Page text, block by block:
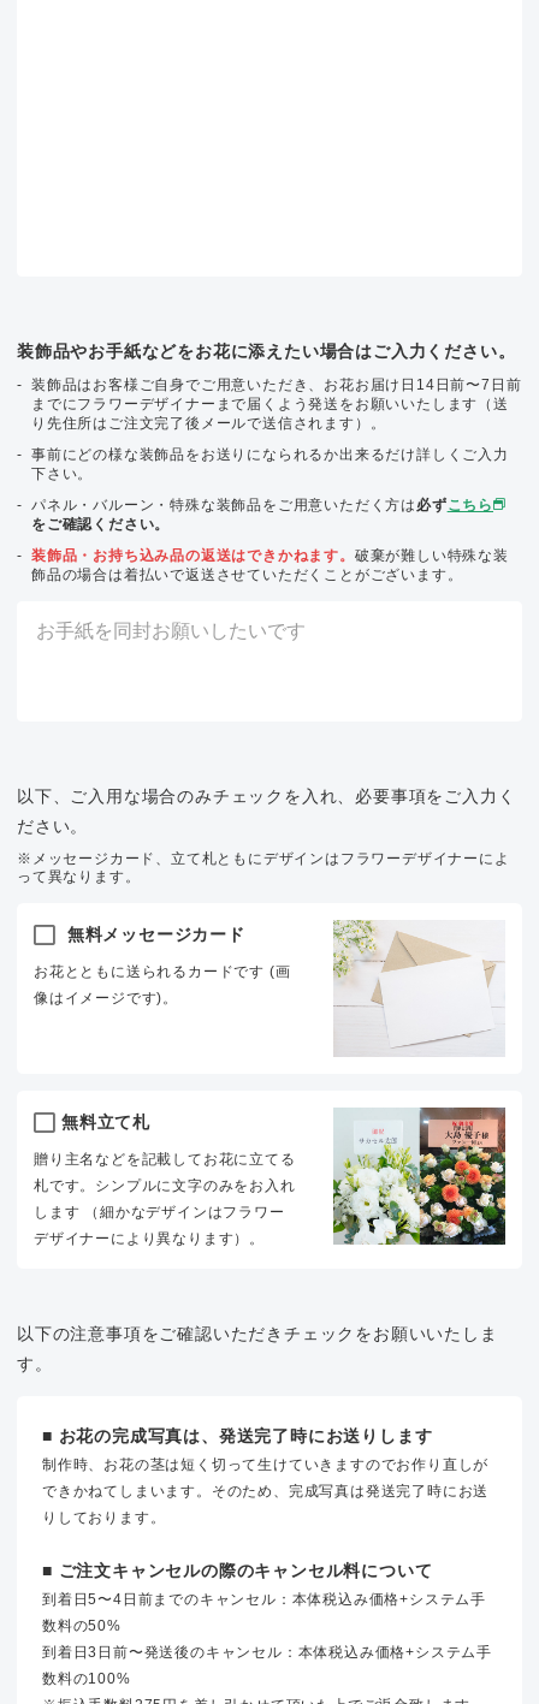
装飾品やお手紙などをお花に添えたい場合はご入力ください。
装飾品はお客様ご自身でご用意いただき、お花お届け日14日前〜7日前
までにフラワーデザイナーまで届くよう発送をお願いいたします（送
り先住所はご注文完了後メールで送信されます）。
事前にどの様な装飾品をお送りになられるか出来るだけ詳しくご入力
下さい。
パネル・バルーン・特殊な装飾品をご用意いただく方は 必ずこちら
をご確認ください。
装飾品・お持ち込み品の返送はできかねます。 破棄が難しい特殊な装
飾品の場合は着払いで返送させていただくことがございます。
以下、ご入用な場合のみチェックを入れ、必要事項をご入力く
ださい。
※メッセージカード、立て札ともにデザインはフラワーデザイナーによ
って異なります。
無料メッセージカード
お花とともに送られるカードです (画
像はイメージです)。
無料立て札
贈り主名などを記載してお花に立てる
札です。シンプルに文字のみをお入れ
します （細かなデザインはフラワー
デザイナーにより異なります）。
以下の注意事項をご確認いただきチェックをお願いいたしま
す。
■ お花の完成写真は、発送完了時にお送りします
制作時、お花の茎は短く切って生けていきますのでお作り直しが
できかねてしまいます。そのため、完成写真は発送完了時にお送
りしております。
■ ご注文キャンセルの際のキャンセル料について
到着日5〜4日前までのキャンセル：本体税込み価格+システム手
数料の50%
到着日3日前〜発送後のキャンセル：本体税込み価格+システム手
数料の100%